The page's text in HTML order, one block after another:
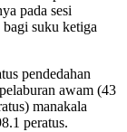
pada sesi
bagi suku ketiga
pendedahan
awam (43
manakala
peratus.